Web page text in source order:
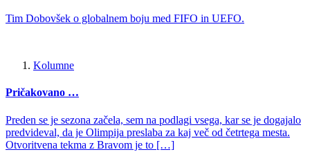
Tim Dobovšek o globalnem boju med FIFO in UEFO.
Kolumne
Pričakovano …
Preden se je sezona začela, sem na podlagi vsega, kar se je dogajalo
predvideval, da je Olimpija preslaba za kaj več od četrtega mesta.
Otvoritvena tekma z Bravom je to […]